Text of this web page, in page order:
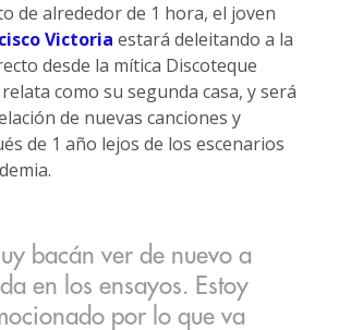
de alrededor de 1 hora, el joven
Victoria estará deleitando a la
desde la mítica Discoteque
como su segunda casa, y será
de nuevas canciones y
de 1 año lejos de los escenarios
bacán ver de nuevo a
en los ensayos. Estoy
por lo que va